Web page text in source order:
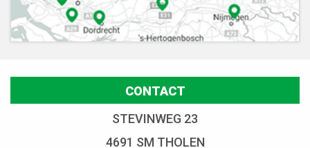
CONTACT
STEVINWEG 23
4691 SM THOLEN